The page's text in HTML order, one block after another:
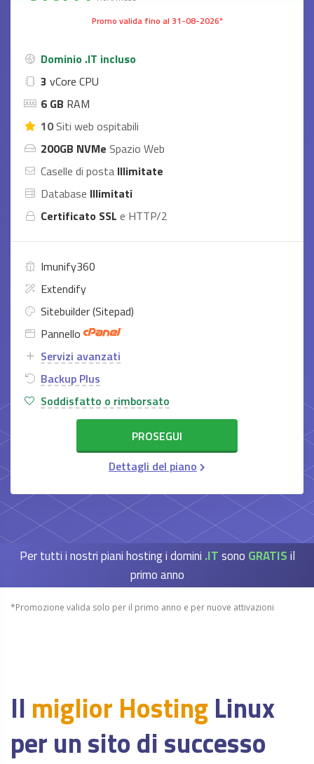
Promo valida fino al 31-08-2026*
Dominio .IT incluso
3 vCore CPU
6 GB RAM
10Siti web ospitabili
200GB NVMe Spazio Web
Caselle di posta Illimitate
Database Illimitati
Certificato SSL e HTTP/2
Imunify360
Extendify
Sitebuilder (Sitepad)
Pannello
Servizi avanzati
Backup Plus
Soddisfatto o rimborsato
PROSEGUI
Dettagli del piano
Per tutti i nostri piani hosting i domini .ITsono GRATISil
primo anno
*Promozione valida solo per il primo anno e per nuove attivazioni
Il miglior HostingLinux
per un sito di successo